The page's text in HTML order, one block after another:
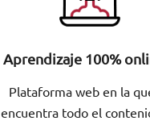
Aprendizaje 100%
Plataforma web en la
encuentra todo el